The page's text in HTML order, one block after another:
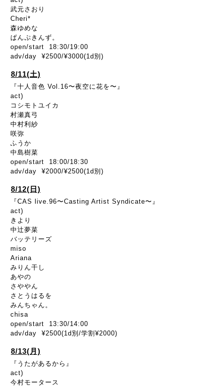
武元さおり
Cheri*
森ゆめな
ぱんぷきんず。
open/start 18:30/19:00
adv/day ¥2500/¥3000(1d別)
8/11(土)
『十人音色 Vol.16〜夜空に花を〜』
act)
コシモトユイカ
村瀬真弓
中村利紗
咲弥
ふうか
中島樹菜
open/start 18:00/18:30
adv/day ¥2000/¥2500(1d別)
8/12(日)
『CAS live.96〜Casting Artist Syndicate〜』
act)
きより
中辻夢菜
バッテリーズ
miso
Ariana
みりん干し
あやの
さややん
さとうはるを
みんちゃん。
chisa
open/start 13:30/14:00
adv/day ¥2500(1d別/学割¥2000)
8/13(月)
『うたがあるから』
act)
今村モータース